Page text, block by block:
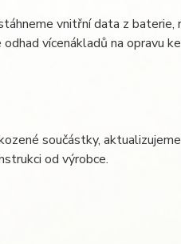
vnitřní data z baterie,
vícenákladů na opravu
součástky,
od výrobce.